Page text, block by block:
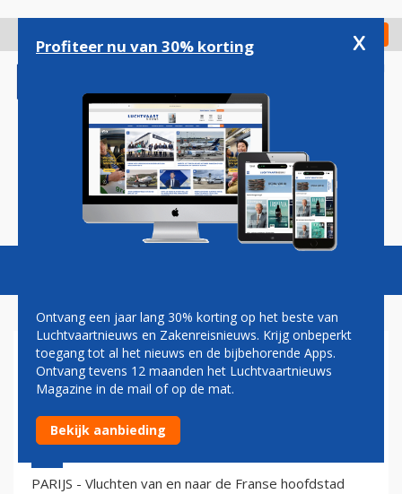
gaan
Check in
Magazine Podcasts Vacatures
STAKING OP LUCHTHAVEN
PARIJS ORLY
16 februari 2004 - 1:00
PARIJS - Vluchten van en naar de Franse hoofdstad
Profiteer nu van 30% korting x
Ontvang een jaar lang 30% korting op het beste van
Luchtvaartnieuws en Zakenreisnieuws. Krijg onbeperkt
toegang tot al het nieuws en de bijbehorende Apps.
Ontvang tevens 12 maanden het Luchtvaartnieuws
Magazine in de mail of op de mat.
Bekijk aanbieding